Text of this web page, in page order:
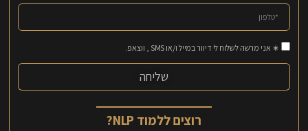
∗ אני מרשה לשלוח לי דיוור במייל ו/או SMS , ווצאפ.
שליחה
רוצים ללמוד NLP?